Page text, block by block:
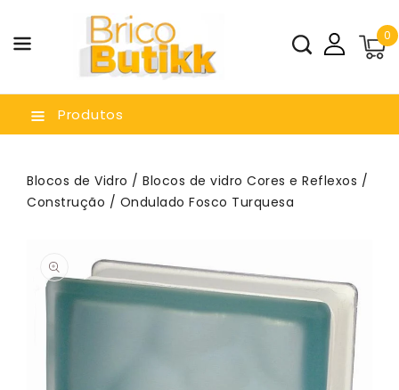
0
Produtos
Blocos de Vidro / Blocos de vidro Cores e Reflexos /
Construção / Ondulado Fosco Turquesa